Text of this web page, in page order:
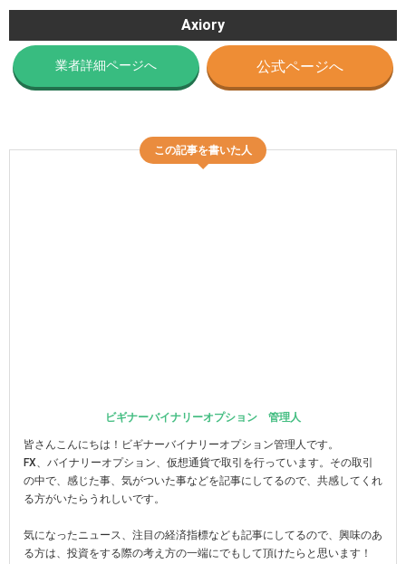
Axiory
業者詳細ページへ 公式ページへ
この記事を書いた人
ビギナーバイナリーオプション 管理人
皆さんこんにちは！ビギナーバイナリーオプション管理人です。
FX、バイナリーオプション、仮想通貨で取引を行っています。その取引
の中で、感じた事、気がついた事などを記事にしてるので、共感してくれ
る方がいたらうれしいです。
気になったニュース、注目の経済指標なども記事にしてるので、興味のあ
る方は、投資をする際の考え方の一端にでもして頂けたらと思います！